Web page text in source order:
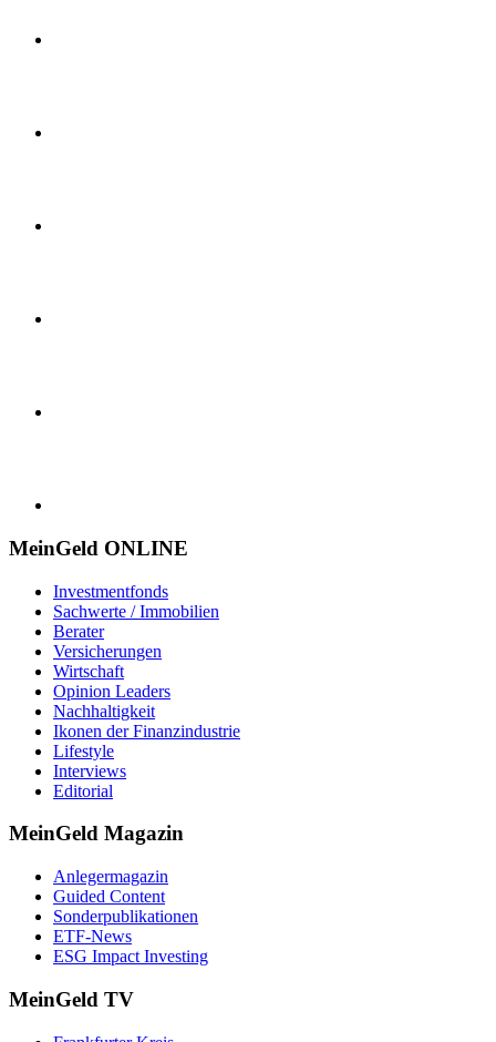
MeinGeld ONLINE
Investmentfonds
Sachwerte / Immobilien
Berater
Versicherungen
Wirtschaft
Opinion Leaders
Nachhaltigkeit
Ikonen der Finanzindustrie
Lifestyle
Interviews
Editorial
MeinGeld Magazin
Anlegermagazin
Guided Content
Sonderpublikationen
ETF-News
ESG Impact Investing
MeinGeld TV